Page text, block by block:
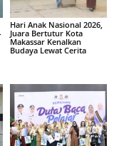
Hari Anak Nasional 2026,
Juara Bertutur Kota
Makassar Kenalkan
Budaya Lewat Cerita